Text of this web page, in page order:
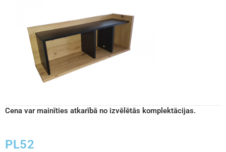
Cena var mainīties atkarībā no izvēlētās komplektācijas.
PL52